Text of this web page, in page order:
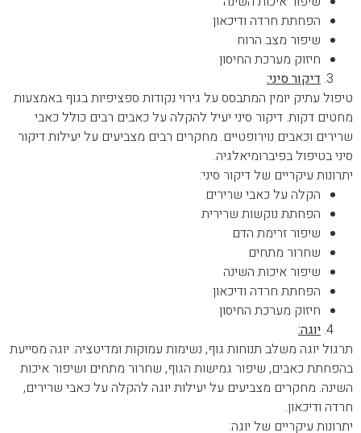
הפחתת חרדה ודיכאון
שיפור מצב הרוח
חיזוק מערכת החיסון
דיקור סיני:
טיפול עתיק יומין המתבסס על גירוי נקודות ספציפיות בגוף באמצעות
מחטים דקות. דיקור סיני יעיל להקלה על כאבים רבים כולל כאבי
שרירים וכאבים נוירופטיים. מחקרים רבים מצביעים על יעילות דיקור
סיני בטיפול בפיברומיאלגיה.
יתרונות עיקריים של דיקור סיני:
הקלה על כאבי שרירים
הפחתת נוקשות שרירית
שיפור זרימת הדם
שחרור מתחים
שיפור איכות השינה
הפחתת חרדה ודיכאון
חיזוק מערכת החיסון
יוגה:
תרגול יוגה משלב תנוחות גוף, נשימות עמוקות ומדיטציה. יוגה מסייעת
בהפחתת כאבים, שיפור גמישות הגוף, שחרור מתחים ושיפור איכות
השינה. מחקרים מצביעים על יעילות יוגה להקלה על כאבי שרירים,
חרדה ודיכאון.
יתרונות עיקריים של יוגה: